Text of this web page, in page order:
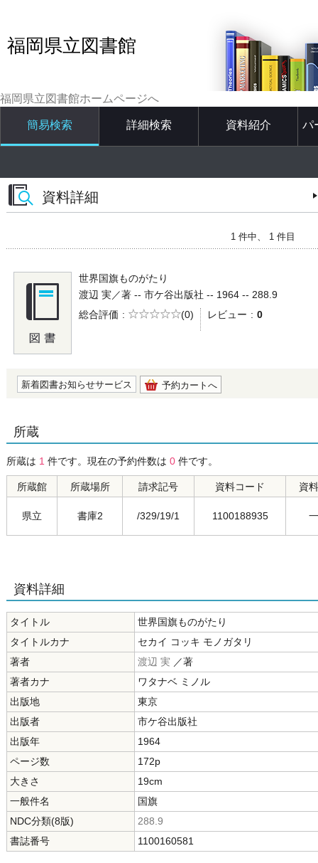
福岡県立図書館
福岡県立図書館ホームページへ
簡易検索 詳細検索 資料紹介 パ
資料詳細
1 件中、 1 件目
世界国旗ものがたり
渡辺 実／著 -- 市ケ谷出版社 -- 1964 -- 288.9
総合評価
5段階評価
(0) レビュー 0
新着図書お知らせサービス 予約カートへ
所蔵
所蔵は 1 件です。現在の予約件数は 0 件です。
所蔵館 所蔵場所 請求記号 資料コード 資
県立 書庫2 /329/19/1 1100188935
資料詳細
タイトル
世界国旗ものがたり
タイトルカナ
セカイ コッキ モノガタリ
著者
渡辺 実 ／著
著者カナ
ワタナベ ミノル
出版地
東京
出版者
市ケ谷出版社
出版年
1964
ページ数
172p
大きさ
19cm
一般件名
国旗
NDC分類(8版)
288.9
書誌番号
1100160581